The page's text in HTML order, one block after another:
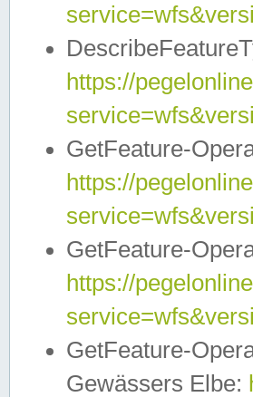
https://
GetFeature-
https://
GetFeature-
https://
GetFeature-
Gewässers Elbe: